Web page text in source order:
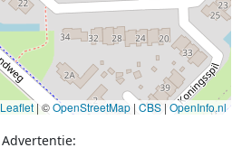
Leaflet | ©OpenStreetMap | CBS | OpenInfo.nl
Advertentie: